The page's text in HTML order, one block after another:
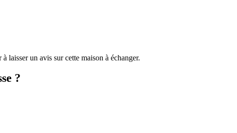
laisser un avis sur cette maison à échanger.
?